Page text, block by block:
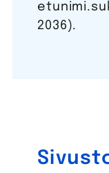
2036).